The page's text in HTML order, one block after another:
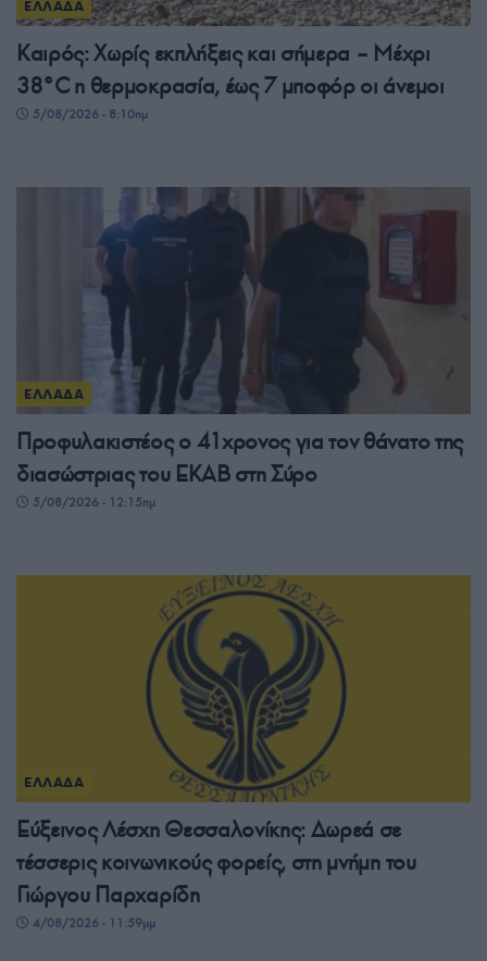
ΕΛΛΑΔΑ
Καιρός: Χωρίς εκπλήξεις και σήμερα – Μέχρι
38°C η θερμοκρασία, έως 7 μποφόρ οι άνεμοι
5/08/2026 - 8:10πμ
ΕΛΛΑΔΑ
Προφυλακιστέος ο 41χρονος για τον θάνατο της
διασώστριας του ΕΚΑΒ στη Σύρο
5/08/2026 - 12:15πμ
ΕΛΛΑΔΑ
Εύξεινος Λέσχη Θεσσαλονίκης: Δωρεά σε
τέσσερις κοινωνικούς φορείς, στη μνήμη του
Γιώργου Παρχαρίδη
4/08/2026 - 11:59μμ